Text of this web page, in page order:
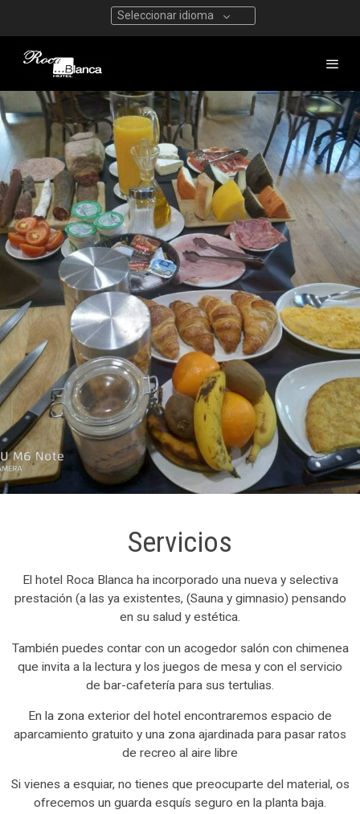
Seleccionar idioma
Servicios
El hotel Roca Blanca ha incorporado una nueva y selectiva
prestación (a las ya existentes, (Sauna y gimnasio) pensando
en su salud y estética.
También puedes contar con un acogedor salón con chimenea
que invita a la lectura y los juegos de mesa y con el servicio
de bar-cafetería para sus tertulias.
En la zona exterior del hotel encontraremos espacio de
aparcamiento gratuito y una zona ajardinada para pasar ratos
de recreo al aire libre
Si vienes a esquiar, no tienes que preocuparte del material, os
ofrecemos un guarda esquís seguro en la planta baja.